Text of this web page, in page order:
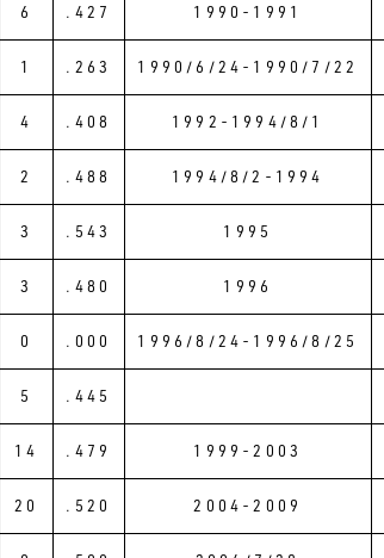
6 .427 1990-1991
1 .263 1990/6/24-1990/7/22
4 .408 1992-1994/8/1
2 .488 1994/8/2-1994
3 .543 1995
3 .480 1996
0 .000 1996/8/24-1996/8/25
5 .445
14 .479 1999-2003
20 .520 2004-2009